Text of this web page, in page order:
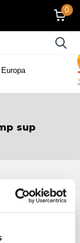
0
app, 10.000x
sup